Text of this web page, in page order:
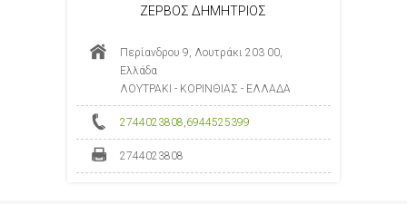
ΖΕΡΒΟΣ ΔΗΜΗΤΡΙΟΣ
Περίανδρου 9, Λουτράκι 203 00,
Ελλάδα
ΛΟΥΤΡΑΚΙ - ΚΟΡΙΝΘΙΑΣ - ΕΛΛΑΔΑ
2744023808,6944525399
2744023808